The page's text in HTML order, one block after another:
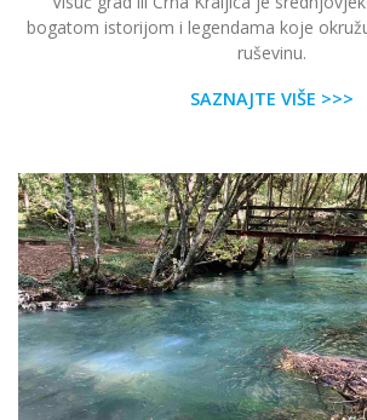
bogatom istorijom i legendama koje
ruševinu.
SAZNAJTE VIŠE >>>